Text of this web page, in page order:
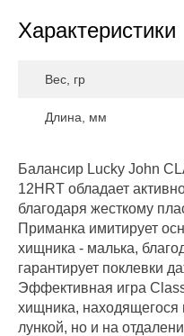
Характеристики
Вес, гр
Длина, мм
Балансир Lucky John
12HRT обладает
благодаря жесткому
Приманка имитирует
хищника - малька,
гарантирует поклевки
Эффективная игра
хищника, находящегося
лункой, но и на